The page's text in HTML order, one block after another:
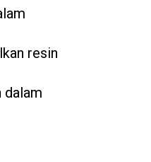
resin
dalam